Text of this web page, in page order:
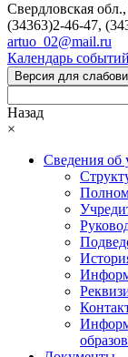
Свердловская
(34363)2-46-47,
artuo_02@mail.ru
Календарь событий
Версия для
Назад
×
Сведения об